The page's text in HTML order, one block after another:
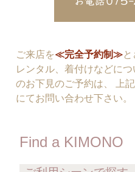
ご来店を≪完全予約制≫
レンタル、着付けなどに
のお下見のご予約は、 上
にてお問い合わせ下さい。
Find a KIMONO